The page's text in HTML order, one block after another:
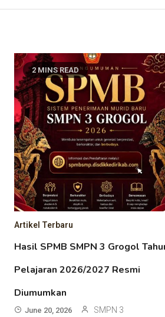
2 MINS READ
Artikel Terbaru
Hasil SPMB SMPN 3 Grogol
Pelajaran 2026/2027 Resmi
Diumumkan
June 20, 2026 SMPN 3